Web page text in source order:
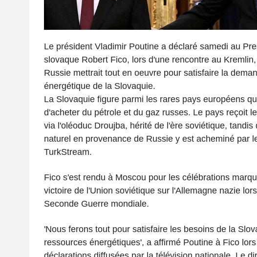
Le président Vladimir Poutine a déclaré samedi au
slovaque Robert Fico, lors d'une rencontre au
Russie mettrait tout en oeuvre pour satisfaire la
énergétique de la Slovaquie.
La Slovaquie figure parmi les rares pays européens
d'acheter du pétrole et du gaz russes. Le pays reçoit
via l'oléoduc Droujba, hérité de l'ère soviétique, tandis
naturel en provenance de Russie y est acheminé par
TurkStream.
Fico s'est rendu à Moscou pour les célébrations
victoire de l'Union soviétique sur l'Allemagne nazie
Seconde Guerre mondiale.
'Nous ferons tout pour satisfaire les besoins de la
ressources énergétiques', a affirmé Poutine à Fico